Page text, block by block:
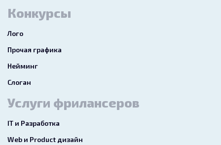
Конкурсы
Лого
Прочая графика
Нейминг
Слоган
Услуги фрилансеров
IT и Разработка
Web и Product дизайн